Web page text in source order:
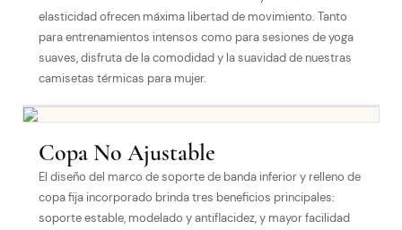
elasticidad ofrecen máxima libertad de movimiento. Tanto
para entrenamientos intensos como para sesiones de yoga
suaves, disfruta de la comodidad y la suavidad de nuestras
camisetas térmicas para mujer.
Copa No Ajustable
El diseño del marco de soporte de banda inferior y relleno de
copa fija incorporado brinda tres beneficios principales:
soporte estable, modelado y antiflacidez, y mayor facilidad